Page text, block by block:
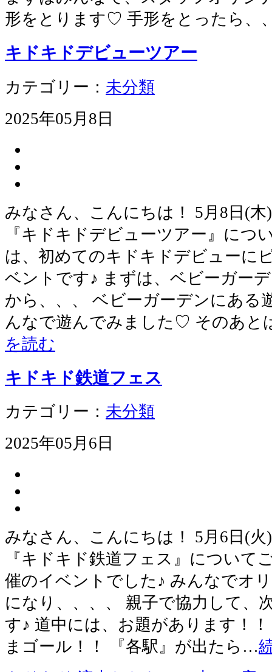
形をとります♡ 手形をとったら、
キドキドデビューツアー
カテゴリー： 未分類
2025年05月8日
みなさん、こんにちは！ 5月8日(
『キドキドデビューツアー』につ
は、初めてのキドキドデビューに
ベントです♪ まずは、ベビーガー
から、、、 ベビーガーデンにある
んなで遊んでみました♡ そのあ
を読む
キドキド鉄道フェス
カテゴリー： 未分類
2025年05月6日
みなさん、こんにちは！ 5月6日(
『キドキド鉄道フェス』につい
催のイベントでした♪ みんなでオ
になり、、、、 親子で協力して、
す♪ 道中には、お題があります！
まゴール！！ 『各駅』が出たら…